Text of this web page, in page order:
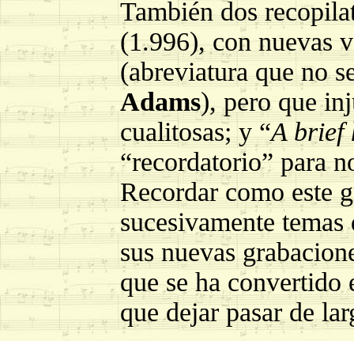
También dos
(1.996), con nuevas
(abreviatura que no
Adams), pero que
cualitosas; y “A brief
“recordatorio” para
Recordar como este
sucesivamente
sus nuevas
que se ha
que dejar pasar de